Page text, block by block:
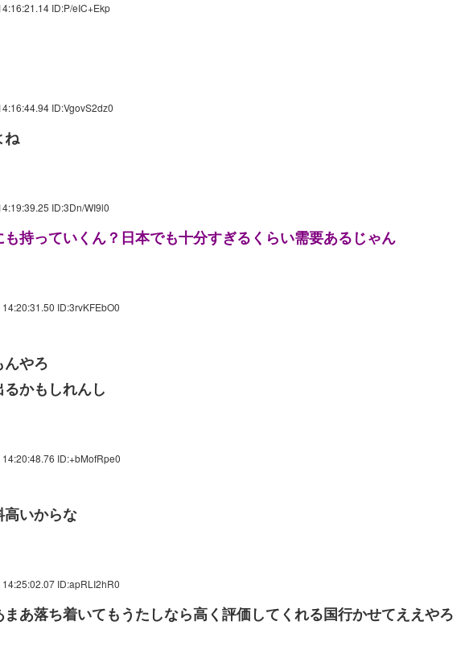
ID:P/eIC+Ekp
ID:VgovS2dz0
ね
ID:3Dn/WI9l0
持っていくん？日本でも十分すぎるくらい需要あるじゃん
14:20:31.50 ID:3rvKFEbO0
やろ
かもしれんし
14:20:48.76 ID:+bMofRpe0
いからな
14:25:02.07 ID:apRLI2hR0
あ落ち着いてもうたしなら高く評価してくれる国行かせてええやろ